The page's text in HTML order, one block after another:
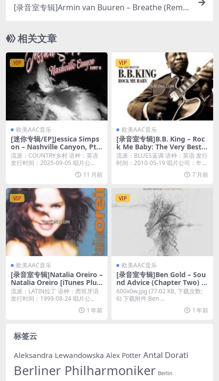
[录音室专辑]Armin van Buuren – Breathe (Remix
相关文章
VIP
欧美AAC音乐
[迷你专辑/EP]Jessica Simps
on – Nashville Canyon, Pt.
2 – EP (2025) [iTunes Plus
M4A]
流派：COUNTRY乡村 语种：英语
发行时间：2025-09-05 唱片公
11 月前
VIP
欧美AAC音乐
[录音室专辑]B.B. King – Roc
k Me Baby: The Very Best o
f B.B. King (2010) [iTunes Pl
us M4A]
流派：BLUES蓝调 语种：英语 发行
时间：2010-05-19 唱片公司：℗ ...
7 月前
VIP
欧美AAC音乐
[录音室专辑]Natalia Oreiro –
Natalia Oreiro [iTunes Plus
M4A]
流派：LATIN拉丁 语种：西班牙语
发行时间：1999-08-24 唱片公
1 年前
VIP
欧美AAC音乐
[录音室专辑]Ben Gold – Sou
nd Advice (Chapter Two) [i
Tunes Plus M4A]
600x0w.jpg (77.02 KB, 下载次数:
6) 下载附件 Ben ...
1 年前
标签云
Aleksandra Lewandowska Alex Potter Antal Dorati
Berliner Philharmoniker Berlin